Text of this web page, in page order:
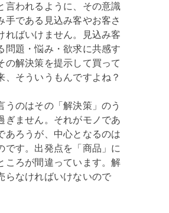
言われるように、その意識
手である見込み客やお客さ
ればいけません。見込み客
問題・悩み・欲求に共感す
の解決策を提示して買って
、そういうもんですよね？
うのはその「解決策」のう
ぎません。それがモノであ
あろうが、中心となるのは
です。出発点を「商品」に
ころが間違っています。解
らなければいけないので